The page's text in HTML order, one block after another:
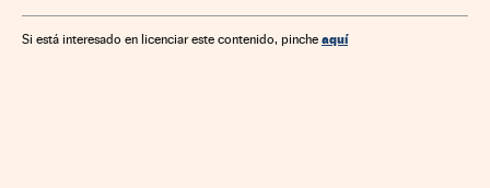
Si está interesado en licenciar este contenido, pinche aquí